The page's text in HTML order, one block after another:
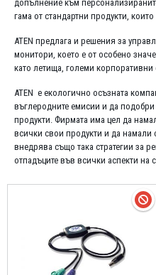
допълнение към
гама от стандартни продукти,
ATEN предлага и решения за
монитори, което е от особено
като летища, големи корпоративни
ATEN е екологично осъзната
въглеродните емисии и да
продукти. Фирмата има цел да
всички свои продукти и да намали
внедрява също така стратегии за
отпадъците във всички аспекти на